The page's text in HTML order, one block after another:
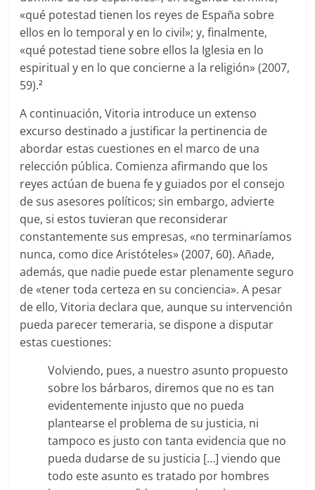
«qué potestad tienen los reyes de España sobre
ellos en lo temporal y en lo civil»; y, finalmente,
«qué potestad tiene sobre ellos la Iglesia en lo
espiritual y en lo que concierne a la religión» (2007,
59).2
A continuación, Vitoria introduce un extenso
excurso destinado a justificar la pertinencia de
abordar estas cuestiones en el marco de una
relección pública. Comienza afirmando que los
reyes actúan de buena fe y guiados por el consejo
de sus asesores políticos; sin embargo, advierte
que, si estos tuvieran que reconsiderar
constantemente sus empresas, «no terminaríamos
nunca, como dice Aristóteles» (2007, 60). Añade,
además, que nadie puede estar plenamente seguro
de «tener toda certeza en su conciencia». A pesar
de ello, Vitoria declara que, aunque su intervención
pueda parecer temeraria, se dispone a disputar
estas cuestiones:
Volviendo, pues, a nuestro asunto propuesto
sobre los bárbaros, diremos que no es tan
evidentemente injusto que no pueda
plantearse el problema de su justicia, ni
tampoco es justo con tanta evidencia que no
pueda dudarse de su justicia […] viendo que
todo este asunto es tratado por hombres